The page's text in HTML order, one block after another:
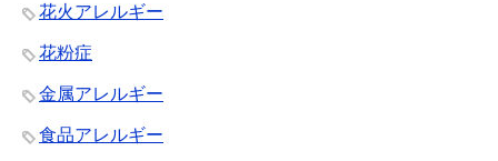
花火アレルギー
花粉症
金属アレルギー
食品アレルギー